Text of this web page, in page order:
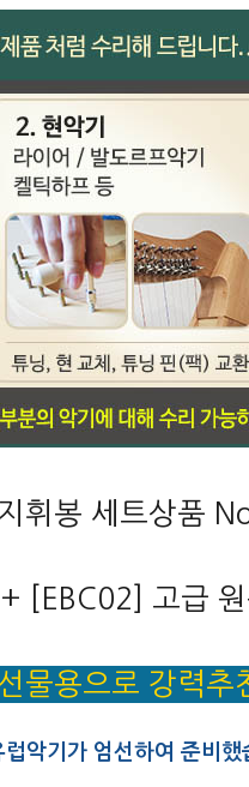
휘봉 세트상품
[EBC02] 고급
물용으로 강력추
럽악기가 엄선하여 준비했